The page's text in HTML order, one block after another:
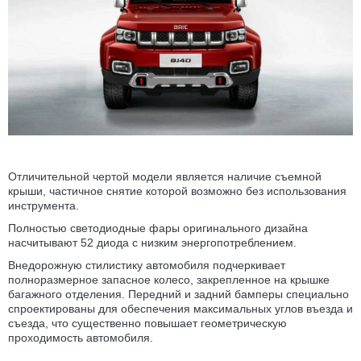
Отличительной чертой модели является наличие съемной
крыши, частичное снятие которой возможно без использования
инструмента.
Полностью светодиодные фары оригинального дизайна
насчитывают 52 диода c низким энергопотреблением.
Внедорожную стилистику автомобиля подчеркивает
полноразмерное запасное колесо, закрепленное на крышке
багажного отделения. Передний и задний бамперы специально
спроектированы для обеспечения максимальных углов въезда и
съезда, что существенно повышает геометрическую
проходимость автомобиля.